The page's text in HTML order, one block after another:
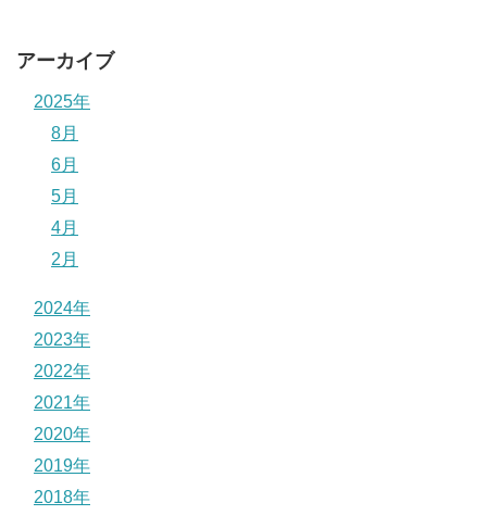
アーカイブ
2025年
8月
6月
5月
4月
2月
2024年
2023年
2022年
2021年
2020年
2019年
2018年